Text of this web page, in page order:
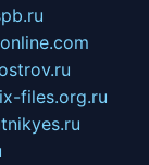
files.org.ru